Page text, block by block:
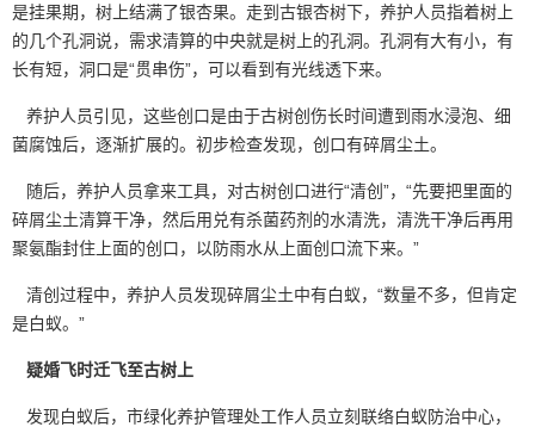
是挂果期，树上结满了银杏果。走到古银杏树下，养护人员指着树上
的几个孔洞说，需求清算的中央就是树上的孔洞。孔洞有大有小，有
长有短，洞口是“贯串伤”，可以看到有光线透下来。
养护人员引见，这些创口是由于古树创伤长时间遭到雨水浸泡、细
菌腐蚀后，逐渐扩展的。初步检查发现，创口有碎屑尘土。
随后，养护人员拿来工具，对古树创口进行“清创”，“先要把里面的
碎屑尘土清算干净，然后用兑有杀菌药剂的水清洗，清洗干净后再用
聚氨酯封住上面的创口，以防雨水从上面创口流下来。”
清创过程中，养护人员发现碎屑尘土中有白蚁，“数量不多，但肯定
是白蚁。”
疑婚飞时迁飞至古树上
发现白蚁后，市绿化养护管理处工作人员立刻联络白蚁防治中心，